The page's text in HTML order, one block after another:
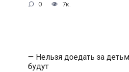
0 7к.
— Нельзя доедать за
будут